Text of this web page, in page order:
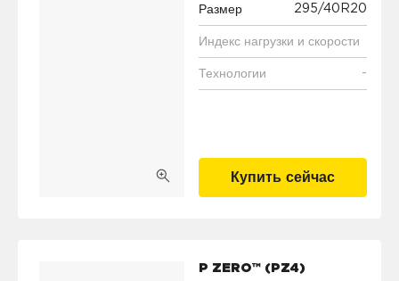
Размер 295/40R20
Индекс нагрузки и скорости
Технологии -
Купить сейчас
P ZERO™ (PZ4)